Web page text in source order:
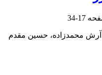
17-34
آرش محمدزاده، حسین مقدم